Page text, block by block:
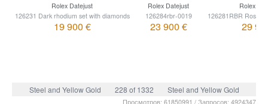
Rolex Datejust
126231 Dark rhodium set with diamonds
19 900 €
Rolex Datejust
126284rbr-0019
23 900 €
Rolex
126281RBR Rose
29
Steel and Yellow Gold 228 of 1332 Steel and Yellow Gold
Просмотров: 61850991 / Запросов: 4924347